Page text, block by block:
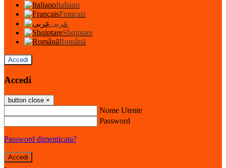
Italiano
Français
عربى
Shqiptare
Română
Accedi
Accedi
button close ×
Nome Utente
Password
Password dimenticata?